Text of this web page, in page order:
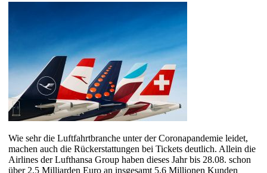
Wie sehr die Luftfahrtbranche unter der Coronapandemie leidet,
machen auch die Rückerstattungen bei Tickets deutlich. Allein die
Airlines der Lufthansa Group haben dieses Jahr bis 28.08. schon
über 2,5 Milliarden Euro an insgesamt 5,6 Millionen Kunden